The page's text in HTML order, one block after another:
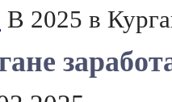
В 2025 в